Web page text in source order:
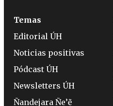
Temas
Editorial ÚH
Noticias positivas
Pódcast ÚH
Newsletters ÚH
Ñandejara Ñe’ẽ